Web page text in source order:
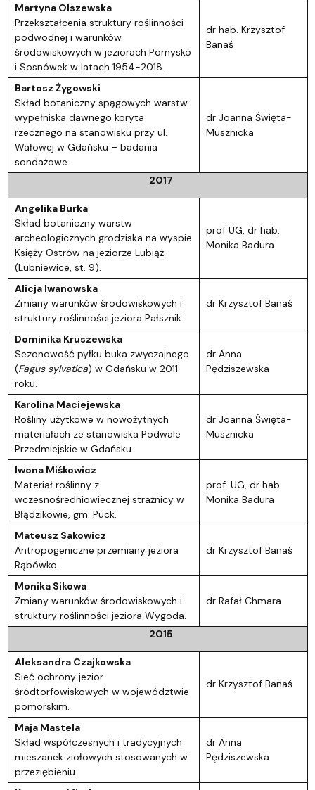
Martyna Olszewska
Przekształcenia struktury roślinności
podwodnej i warunków
środowiskowych w jeziorach Pomysko
i Sosnówek w latach 1954-2018.
dr hab. Krzysztof
Banaś
Bartosz Żygowski
Skład botaniczny spągowych warstw
wypełniska dawnego koryta
rzecznego na stanowisku przy ul.
Wałowej w Gdańsku – badania
sondażowe.
dr Joanna Święta-
Musznicka
2017
Angelika Burka
Skład botaniczny warstw
archeologicznych grodziska na wyspie
Księży Ostrów na jeziorze Lubiąż
(Lubniewice, st. 9).
prof UG, dr hab.
Monika Badura
Alicja Iwanowska
Zmiany warunków środowiskowych i
struktury roślinności jeziora Pałsznik.
dr Krzysztof Banaś
Dominika Kruszewska
Sezonowość pyłku buka zwyczajnego
(Fagus sylvatica) w Gdańsku w 2011
roku.
dr Anna
Pędziszewska
Karolina Maciejewska
Rośliny użytkowe w nowożytnych
materiałach ze stanowiska Podwale
Przedmiejskie w Gdańsku.
dr Joanna Święta-
Musznicka
Iwona Miśkowicz
Materiał roślinny z
wczesnośredniowiecznej strażnicy w
Błądzikowie, gm. Puck.
prof. UG, dr hab.
Monika Badura
Mateusz Sakowicz
Antropogeniczne przemiany jeziora
Rąbówko.
dr Krzysztof Banaś
Monika Sikowa
Zmiany warunków środowiskowych i
struktury roślinności jeziora Wygoda.
dr Rafał Chmara
2015
Aleksandra Czajkowska
Sieć ochrony jezior
śródtorfowiskowych w województwie
pomorskim.
dr Krzysztof Banaś
Maja Mastela
Skład współczesnych i tradycyjnych
mieszanek ziołowych stosowanych w
przeziębieniu.
dr Anna
Pędziszewska